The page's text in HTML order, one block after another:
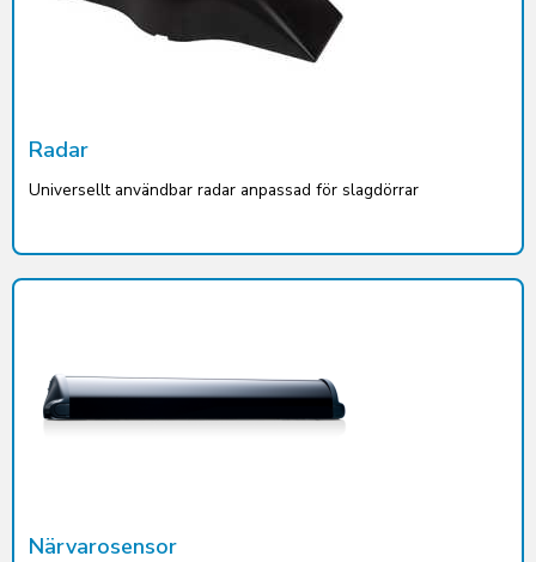
Radar
Universellt användbar radar anpassad för slagdörrar
Närvarosensor